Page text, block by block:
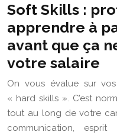
Soft Skills :
apprendre à
avant que ça
votre salaire
On vous évalue sur
« hard skills ». C’est
tout au long de votre
communication, esprit